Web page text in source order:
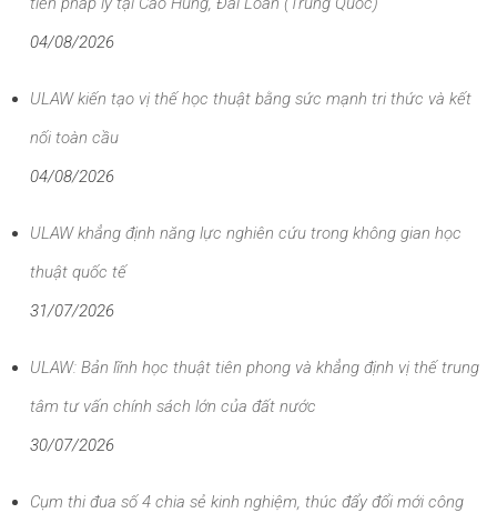
04/08/2026
ULAW kiến tạo vị thế học thuật bằng sức mạnh tri thức và kết
nối toàn cầu
04/08/2026
ULAW khẳng định năng lực nghiên cứu trong không gian học
thuật quốc tế
31/07/2026
ULAW: Bản lĩnh học thuật tiên phong và khẳng định vị thế trung
tâm tư vấn chính sách lớn của đất nước
30/07/2026
Cụm thi đua số 4 chia sẻ kinh nghiệm, thúc đẩy đổi mới công